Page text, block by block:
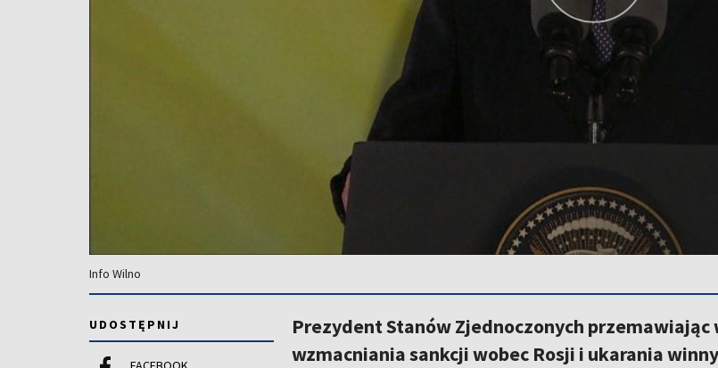
Info Wilno
UDOSTĘPNIJ
Prezydent Stanów Zjednoczonych
wzmacniania sankcji wobec Rosji i ukarania